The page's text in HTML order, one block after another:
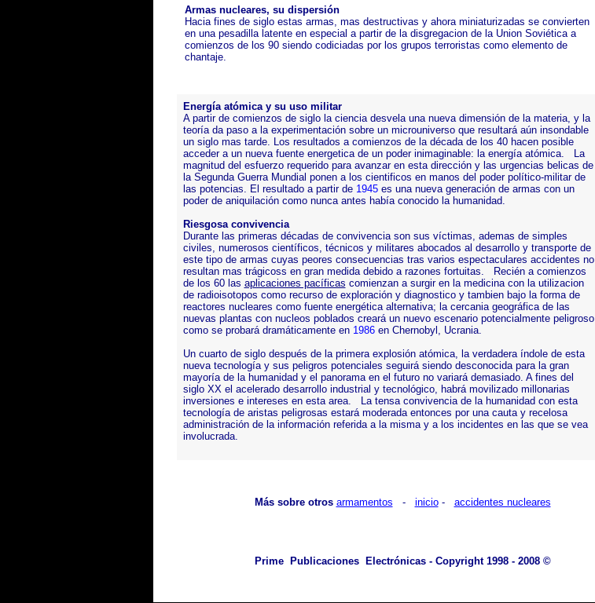
Armas nucleares, su dispersión
Hacia fines de siglo estas armas, mas destructivas y ahora miniaturizadas se convierten
en una pesadilla latente en especial a partir de la disgregacion de la Union Soviética a
comienzos de los 90 siendo codiciadas por los grupos terroristas como elemento de
chantaje.
Energía atómica y su uso militar
A partir de comienzos de siglo la ciencia desvela una nueva dimensión de la materia, y la
teoría da paso a la experimentación sobre un microuniverso que resultará aún insondable
un siglo mas tarde. Los resultados a comienzos de la década de los 40 hacen posible
acceder a un nueva fuente energetica de un poder inimaginable: la energía atómica. La
magnitud del esfuerzo requerido para avanzar en esta dirección y las urgencias belicas de
la Segunda Guerra Mundial ponen a los cientificos en manos del poder político-militar de
las potencias. El resultado a partir de 1945es una nueva generación de armas con un
poder de aniquilación como nunca antes había conocido la humanidad.
Riesgosa convivencia
Durante las primeras décadas de convivencia son sus víctimas, ademas de simples
civiles, numerosos científicos, técnicos y militares abocados al desarrollo y transporte de
este tipo de armas cuyas peores consecuencias tras varios espectaculares accidentes no
resultan mas trágicoss en gran medida debido a razones fortuitas. Recién a comienzos
de los 60 las aplicaciones pacíficas comienzan a surgir en la medicina con la utilizacion
de radioisotopos como recurso de exploración y diagnostico y tambien bajo la forma de
reactores nucleares como fuente energética alternativa; la cercania geográfica de las
nuevas plantas con nucleos poblados creará un nuevo escenario potencialmente peligroso
como se probará dramáticamente en 1986en Chernobyl, Ucrania.
Un cuarto de siglo después de la primera explosión atómica, la verdadera índole de esta
nueva tecnología y sus peligros potenciales seguirá siendo desconocida para la gran
mayoría de la humanidad y el panorama en el futuro no variará demasiado. A fines del
siglo XX el acelerado desarrollo industrial y tecnológico, habrá movilizado millonarias
inversiones e intereses en esta area. La tensa convivencia de la humanidad con esta
tecnología de aristas peligrosas estará moderada entonces por una cauta y recelosa
administración de la información referida a la misma y a los incidentes en las que se vea
involucrada.
Más sobre otros armamentos - inicio- accidentes nucleares
Prime Publicaciones Electrónicas - Copyright 1998 - 2008 ©